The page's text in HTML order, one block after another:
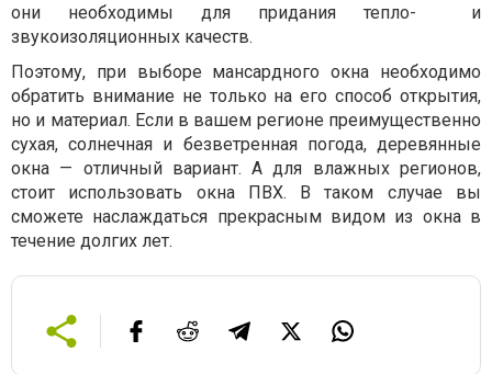
они необходимы для придания тепло- и
звукоизоляционных качеств.
Поэтому, при выборе мансардного окна необходимо
обратить внимание не только на его способ открытия,
но и материал. Если в вашем регионе преимущественно
сухая, солнечная и безветренная погода, деревянные
окна — отличный вариант. А для влажных регионов,
стоит использовать окна ПВХ. В таком случае вы
сможете наслаждаться прекрасным видом из окна в
течение долгих лет.